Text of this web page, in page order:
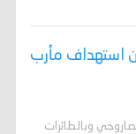
استهداف مأرب
وبالطائرات